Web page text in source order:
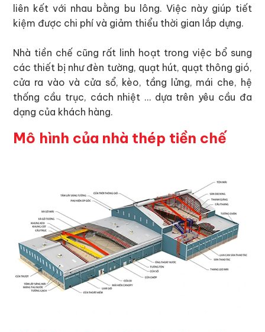
liên kết với nhau bằng bu lông. Việc này giúp tiết
kiệm được chi phí và giảm thiểu thời gian lắp dựng.
Nhà tiền chế cũng rất linh hoạt trong việc bổ sung
các thiết bị như đèn tường, quạt hút, quạt thông gió,
cửa ra vào và cửa sổ, kèo, tầng lửng, mái che, hệ
thống cầu trục, cách nhiệt … dựa trên yêu cầu đa
dạng của khách hàng.
Mô hình của nhà thép tiền chế